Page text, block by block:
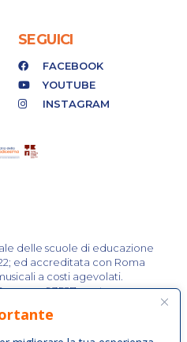
SEGUICI
FACEBOOK
YOUTUBE
INSTAGRAM
delle scuole di educazione
ed accreditata con Roma
a costi agevolati.
rep. n. 93527 prot. n.